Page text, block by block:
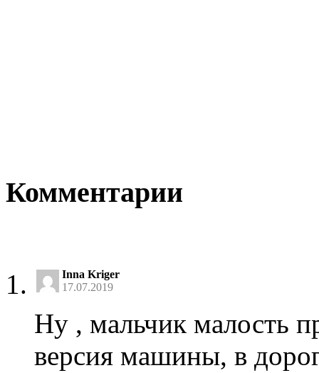
Комментарии
Inna Kriger
17.07.2019
Ну , мальчик малость
версия машины, в